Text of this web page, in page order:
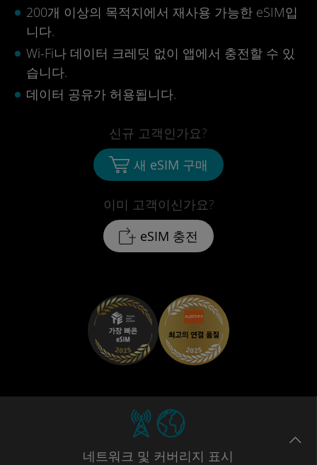
200개 이상의 목적지에서 재사용 가능한 eSIM입
니다.
Wi-Fi나 데이터 크레딧 없이 앱에서 충전할 수 있
습니다.
데이터 공유가 허용됩니다.
이미 고객이신가요?
eSIM 충전
신규 고객인가요?
새 eSIM 구매
네트워크 및 커버리지 표시